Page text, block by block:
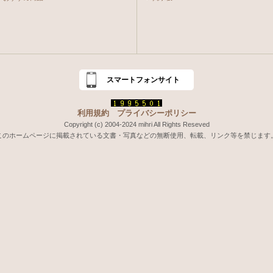
スマートフォンサイト
利用規約 プライバシーポリシー
Copyright (c) 2004-2024 mihri All Rights Reseved
のホームページに掲載されている文書・写真などの無断使用、転載、リンク等を禁じます